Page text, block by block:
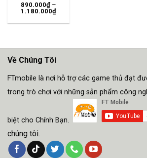
890.000₫–
1.180.000₫
Về Chúng Tôi
FTmobile là nơi hỗ trợ các game thủ đạt
trong trò chơi với những sản phẩm công
biệt cho Chính Bạn.
chúng tôi.